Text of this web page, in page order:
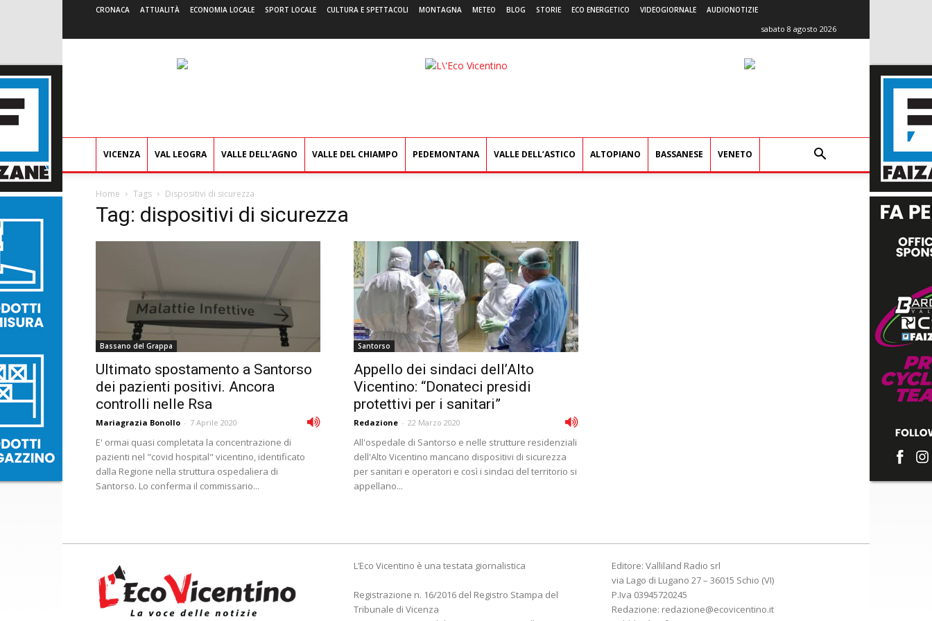
CRONACA ATTUALITÀ ECONOMIA LOCALE SPORT LOCALE CULTURA E SPETTACOLI MONTAGNA METEO BLOG STORIE ECO ENERGETICO VIDEOGIORNALE AUDIONOTIZIE
sabato 8 agosto 2026
L'Eco
VICENZA VAL LEOGRA VALLE DELL’AGNO VALLE DEL CHIAMPO PEDEMONTANA VALLE DELL’ASTICO ALTOPIANO BASSANESE VENETO
Home Tags Dispositivi di sicurezza
Tag: dispositivi di sicurezza
Bassano del Grappa
Ultimato spostamento a Santorso
dei pazienti positivi. Ancora
controlli nelle Rsa
Mariagrazia Bonollo - 7 Aprile 2020
E' ormai quasi completata la concentrazione di
pazienti nel "covid hospital" vicentino, identificato
dalla Regione nella struttura ospedaliera di
Santorso. Lo conferma il commissario...
Santorso
Appello dei sindaci dell’Alto
Vicentino: “Donateci presidi
protettivi per i sanitari”
Redazione - 22 Marzo 2020
All'ospedale di Santorso e nelle strutture residenziali
dell'Alto Vicentino mancano dispositivi di sicurezza
per sanitari e operatori e così i sindaci del territorio si
appellano...
L’Eco Vicentino è una testata giornalistica
Registrazione n. 16/2016 del Registro Stampa del
Tribunale di Vicenza
Editore: Valliland Radio srl
via Lago di Lugano 27 – 36015 Schio (VI)
P.Iva 03945720245
Redazione: redazione@ecovicentino.it